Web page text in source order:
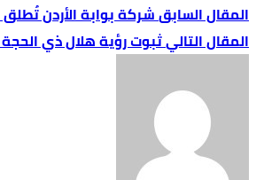
شركة بوابة الأردن
ثبوت رؤية هلال ذي